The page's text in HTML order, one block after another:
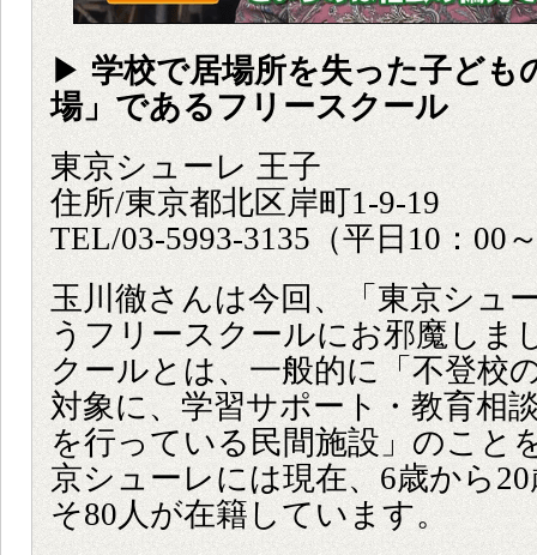
▶ 学校で居場所を失った子ども
場」であるフリースクール
東京シューレ 王子
住所/東京都北区岸町1-9-19
TEL/03-5993-3135（平日10：00
玉川徹さんは今回、「東京シュ
うフリースクールにお邪魔しま
クールとは、一般的に「不登校
対象に、学習サポート・教育相
を行っている民間施設」のこと
京シューレには現在、6歳から
そ80人が在籍しています。